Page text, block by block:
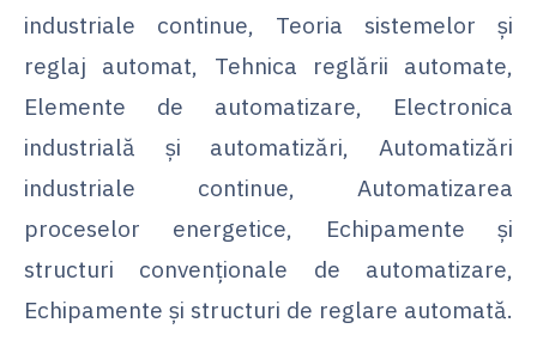
industriale continue, Teoria sistemelor şi
reglaj automat, Tehnica reglării automate,
Elemente de automatizare, Electronica
industrială şi automatizări, Automatizări
industriale continue, Automatizarea
proceselor energetice, Echipamente şi
structuri convenţionale de automatizare,
Echipamente şi structuri de reglare automată.